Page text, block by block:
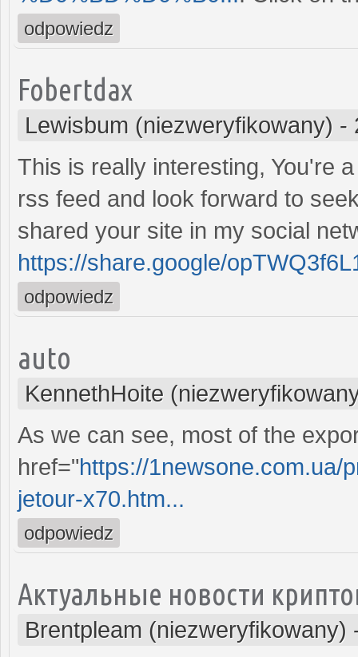
odpowiedz
Fobertdax
Lewisbum (niezweryfikowany) -
This is really interesting, You're
rss feed and look forward to
shared your site in my social
https://share.google/
odpowiedz
auto
KennethHoite
As we can see, most of the
href="https://1newsone.com.ua/
jetour-x70.htm...
odpowiedz
Актуальные новости
Brentpleam (niezweryfikowany)